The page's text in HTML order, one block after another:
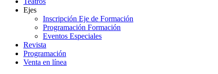
Ejes
Inscripción Eje de Formación
Programación Formación
Eventos Especiales
Revista
Programación
Venta en línea